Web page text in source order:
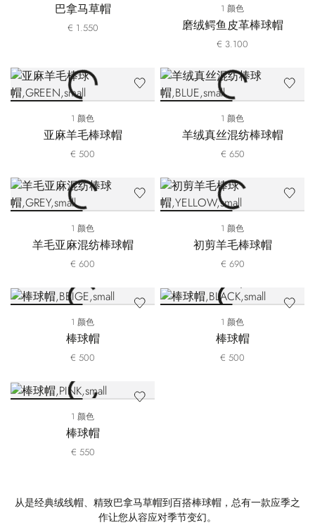
巴拿马草帽
€ 1.550
1 颜色
磨绒鳄鱼皮革棒球帽
€ 3.100
1 颜色
亚麻羊毛棒球帽
€ 500
1 颜色
羊绒真丝混纺棒球帽
€ 650
1 颜色
羊毛亚麻混纺棒球帽
€ 600
1 颜色
初剪羊毛棒球帽
€ 690
1 颜色
棒球帽
€ 500
1 颜色
棒球帽
€ 500
1 颜色
棒球帽
€ 550
从是经典绒线帽、精致巴拿马草帽到百搭棒球帽，总有一款应季之
作让您从容应对季节变幻。